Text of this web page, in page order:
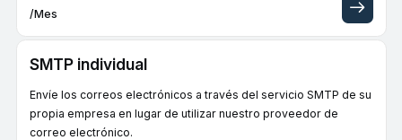
/Mes
SMTP individual
Envíe los correos electrónicos a través del servicio SMTP de su
propia empresa en lugar de utilizar nuestro proveedor de
correo electrónico.